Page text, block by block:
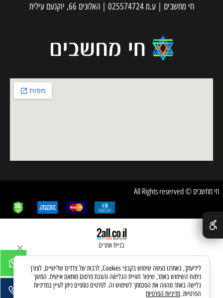
חי מחשבים | ע.מ 025574724 | האלונים 66, יוקנעם עילית
חי מחשבים © All Rights reserved
בניית אתרים
לידיעתך, באתרנו נעשה שימוש בקבצי Cookies, לרבות של צדדים שלישיים, לצורך
ניתוח השימוש באתר, שיפור חוויית הגלישה והצגת פרסום מותאם אישית. המשך
גלישה באתר מהווה את הסכמתך לשימוש זה. לפרטים נוספים ניתן לעיין במדיניות
הפרטיות. מדיניות הפרטיות